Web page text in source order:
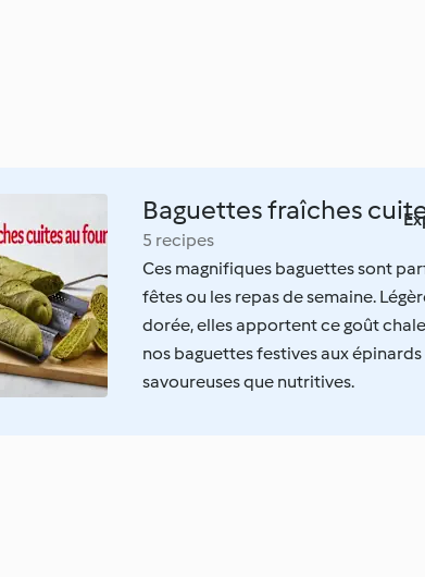
Baguettes fraîches
5 recipes
Ces magnifiques baguettes sont
fêtes ou les repas de semaine.
dorée, elles apportent ce goût
nos baguettes festives aux
savoureuses que nutritives.